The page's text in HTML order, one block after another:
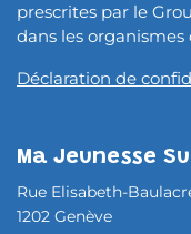
prescrites par le
dans les organismes
Déclaration de
Ma Jeunesse
Rue Elisabeth-
1202 Genève